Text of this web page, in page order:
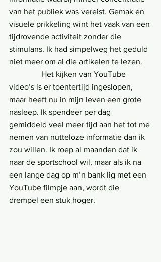
van het publiek was vereist. Gemak en
visuele prikkeling wint het vaak van een
tijdrovende activiteit zonder die
stimulans. Ik had simpelweg het geduld
niet meer om al die artikelen te lezen.
video’s is er toentertijd ingeslopen,
maar heeft nu in mijn leven een grote
nasleep. Ik spendeer per dag
gemiddeld veel meer tijd aan het tot me
nemen van nutteloze informatie dan ik
zou willen. Ik roep al maanden dat ik
naar de sportschool wil, maar als ik na
een lange dag op m’n bank lig met een
YouTube filmpje aan, wordt die
drempel een stuk hoger.